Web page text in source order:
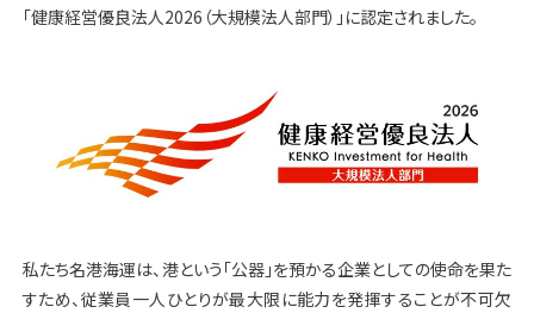
「健康経営優良法人2026（大規模法人部門）」に認定されました。
私たち名港海運は、港という「公器」を預かる企業としての使命を果た
すため、従業員一人ひとりが最大限に能力を発揮することが不可欠